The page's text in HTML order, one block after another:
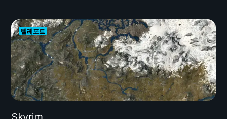
텔레포트